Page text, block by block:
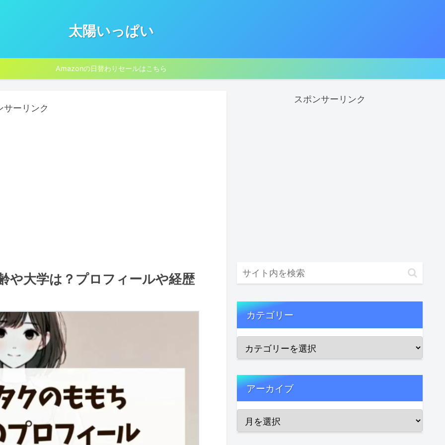
太陽いっぱい
Amazonの日替わりセールはこちら
サーリンク
や大学は？プロフィールや経歴
スポンサーリンク
カテゴリー
アーカイブ